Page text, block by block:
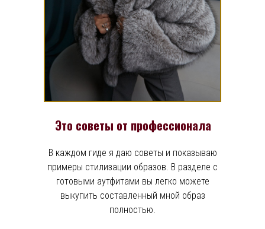
Это советы от профессионала
В каждом гиде я даю советы и показываю
примеры стилизации образов. В разделе с
готовыми аутфитами вы легко можете
выкупить составленный мной образ
полностью.